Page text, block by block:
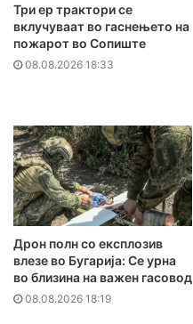
Три ер трактори се
вклучуваат во гаснењето на
пожарот во Сопиште
08.08.2026 18:33
Дрон полн со експлозив
влезе во Бугарија: Се урна
во близина на важен гасовод
08.08.2026 18:19